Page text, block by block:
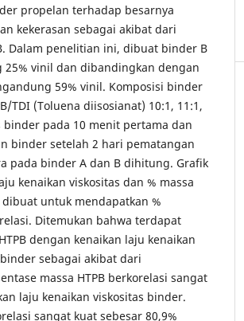
propelan terhadap besarnya
kekerasan sebagai akibat dari
Dalam penelitian ini, dibuat binder B
25% vinil dan dibandingkan dengan
59% vinil. Komposisi binder
TDI (Toluena diisosianat) 10:1, 11:1,
binder pada 10 menit pertama dan
binder setelah 2 hari pematangan
pada binder A dan B dihitung. Grafik
kenaikan viskositas dan % massa
dibuat untuk mendapatkan %
Ditemukan bahwa terdapat
dengan kenaikan laju kenaikan
sebagai akibat dari
massa HTPB berkorelasi sangat
laju kenaikan viskositas binder.
sangat kuat sebesar 80,9%